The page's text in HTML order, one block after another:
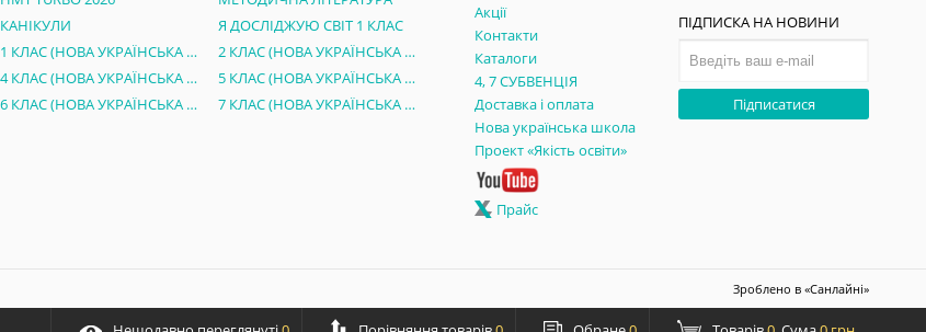
КАНІКУЛИ
Я ДОСЛІДЖУЮ СВІТ 1 КЛАС
1 КЛАС (НОВА УКРАЇНСЬКА ШКОЛА)
2 КЛАС (НОВА УКРАЇНСЬКА ШКОЛА)
4 КЛАС (НОВА УКРАЇНСЬКА ШКОЛА)
5 КЛАС (НОВА УКРАЇНСЬКА ШКОЛА)
6 КЛАС (НОВА УКРАЇНСЬКА ШКОЛА)
7 КЛАС (НОВА УКРАЇНСЬКА ШКОЛА)
Акції
Контакти
Каталоги
4, 7 СУБВЕНЦІЯ
Доставка і оплата
Нова українська школа
Проект «Якість освіти»
Прайс
ПІДПИСКА НА НОВИНИ
Підписатися
Зроблено в «Санлайні»